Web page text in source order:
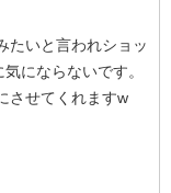
たいと言われショッ
にならないです。
させてくれますw